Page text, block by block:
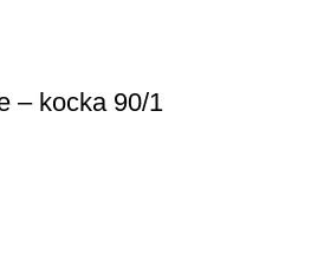
– kocka 90/1